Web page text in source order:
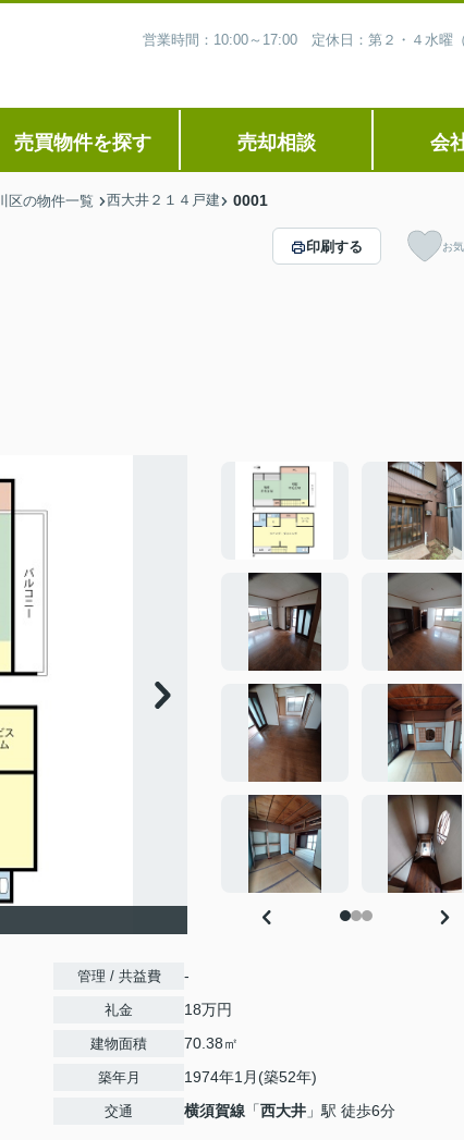
営業時間：10:00～17:00 定休日：第２・４水曜
売買物件を探す 売却相談 会
区の物件一覧 西大井２１４戸建 0001
印刷する お
管理 / 共益費 -
礼金 18万円
建物面積 70.38㎡
築年月 1974年1月(築52年)
交通 横須賀線 「西大井 」駅 徒歩6分